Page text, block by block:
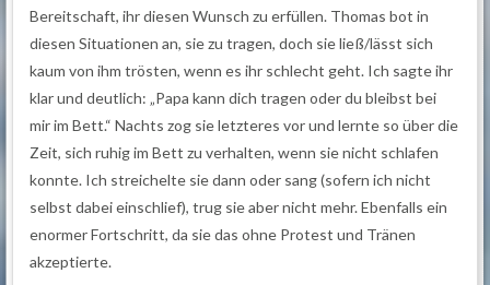
Bereitschaft, ihr diesen Wunsch zu erfüllen. Thomas bot in
diesen Situationen an, sie zu tragen, doch sie ließ/lässt sich
kaum von ihm trösten, wenn es ihr schlecht geht. Ich sagte ihr
klar und deutlich: „Papa kann dich tragen oder du bleibst bei
mir im Bett.“ Nachts zog sie letzteres vor und lernte so über die
Zeit, sich ruhig im Bett zu verhalten, wenn sie nicht schlafen
konnte. Ich streichelte sie dann oder sang (sofern ich nicht
selbst dabei einschlief), trug sie aber nicht mehr. Ebenfalls ein
enormer Fortschritt, da sie das ohne Protest und Tränen
akzeptierte.